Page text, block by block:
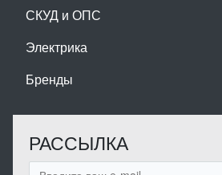
СКУД и ОПС
Электрика
Бренды
РАССЫЛКА